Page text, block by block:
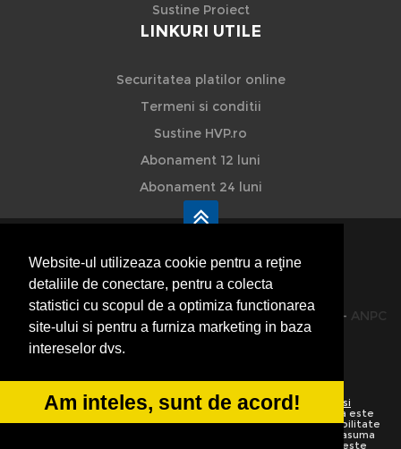
Website-ul utilizeaza cookie pentru a reţine
detaliile de conectare, pentru a colecta
statistici cu scopul de a optimiza functionarea
site-ului si pentru a furniza marketing in baza
intereselor dvs.
Am inteles, sunt de acord!
Sustine Proiect
LINKURI UTILE
Securitatea platilor online
Termeni si conditii
Sustine HVP.ro
Abonament 12 luni
Abonament 24 luni
HVP - Hoteluri Vile Pensiuni
© 2014-2026 Powered byVilonMedia&TekaBility - ANPC
SOL
Utilizand acest site inseamna ca sunteti de acord cu Termenii si
conditiile de utilizare Preluarea informatiilor totala sau partiala este
strict interzisa. Ne rezervam dreptul de a apela la institutiile abilitate
nu isi asuma
vina pentru corectitudinea informatiilor. Daca o informatie nu este